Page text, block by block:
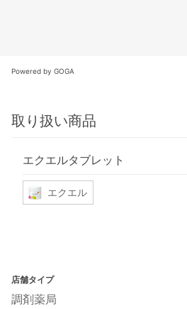
Powered by GOGA
取り扱い商品
エクエルタブレット
エクエル
店舗タイプ
調剤薬局